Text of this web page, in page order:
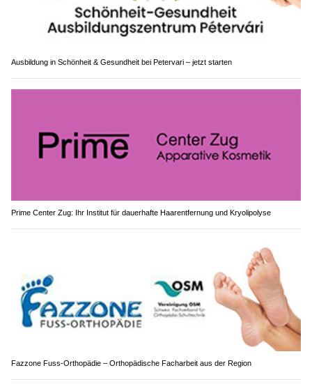
Ausbildung in Schönheit & Gesundheit bei Petervari – jetzt starten
Prime Center Zug: Ihr Institut für dauerhafte Haarentfernung und Kryolipolyse
Fazzone Fuss-Orthopädie – Orthopädische Facharbeit aus der Region